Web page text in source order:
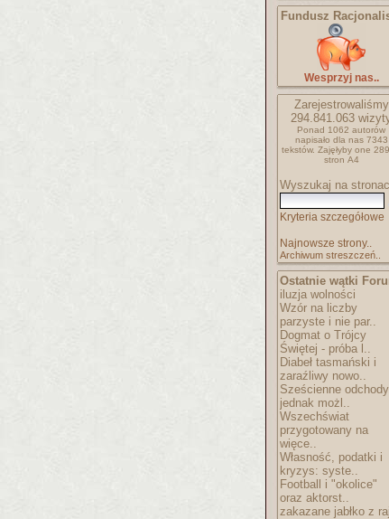
Fundusz
Wesprzyj nas..
Zarejestrowaliśmy
294.841.063
Ponad 1062 autorów
napisało dla nas 7343
tekstów. Zajęłyby one
stron A4
Wyszukaj na
Kryteria szczegółowe
Najnowsze strony..
Archiwum streszczeń..
Ostatnie wątki
iluzja wolności
Wzór na liczby
parzyste i nie par..
Dogmat o Trójcy
Świętej - próba l..
Diabeł tasmański i
zaraźliwy nowo..
Sześcienne
jednak możl..
Wszechświat
przygotowany na
więce..
Własność, podatki i
kryzys: syste..
Football i "okolice"
oraz aktorst..
zakazane jabłko z